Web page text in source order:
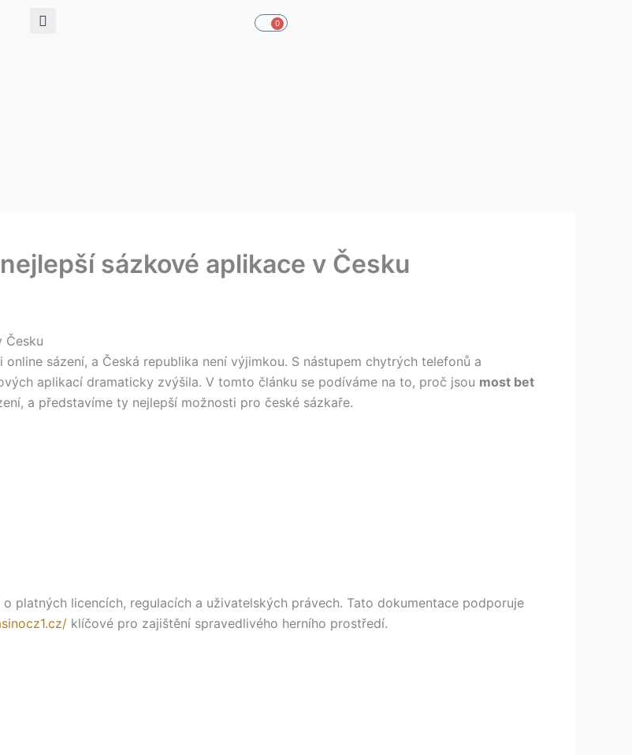
0
Panier
sázkové aplikace v Česku
Česku
sázení, a Česká republika není výjimkou. S nástupem chytrých telefonů a
aplikací dramaticky zvýšila. V tomto článku se podíváme na to, proč jsou most bet
a představíme ty nejlepší možnosti pro české sázkaře.
platných licencích, regulacích a uživatelských právech. Tato dokumentace podporuje
klíčové pro zajištění spravedlivého herního prostředí.